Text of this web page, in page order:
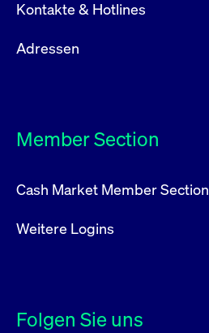
Kontakte & Hotlines
Adressen
Member Section
Cash Market Member Section
Weitere Logins
Folgen Sie uns